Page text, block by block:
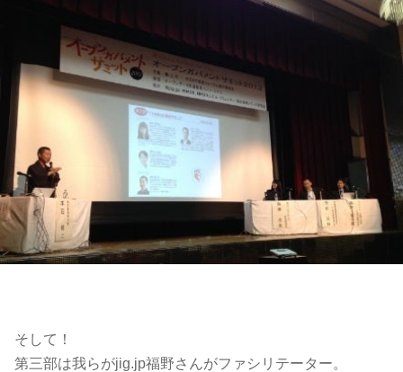
そして！
第三部は我らがjig.jp福野さんがファシリテーター。